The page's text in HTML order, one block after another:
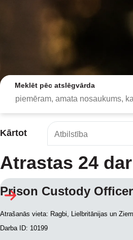
Meklēt pēc atslēgvārda
Kārtot
Atrastas 24
Prison Custody Officer
Atrašanās vieta: Ragbi, Lielbritānijas un
Darba ID: 10199